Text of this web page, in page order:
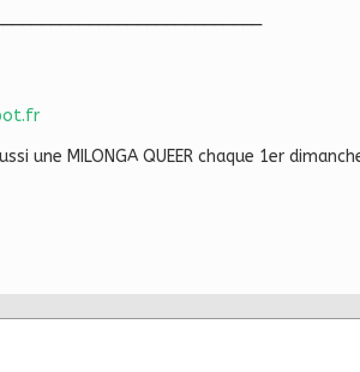
une MILONGA QUEER chaque 1er